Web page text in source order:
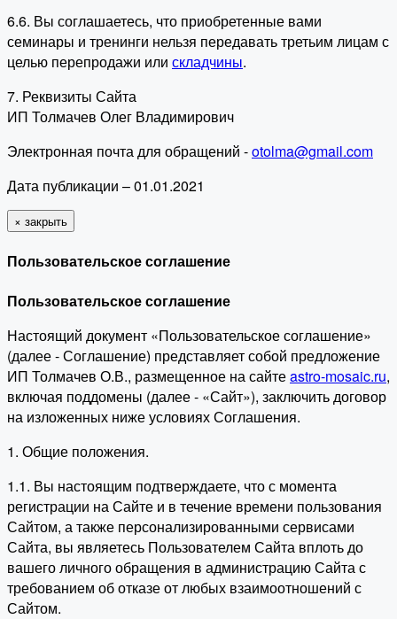
6.6. Вы соглашаетесь, что приобретенные вами
семинары и тренинги нельзя передавать третьим лицам с
целью перепродажи или складчины.
7. Реквизиты Сайта
ИП Толмачев Олег Владимирович
Электронная почта для обращений -otolma@gmail.com
Дата публикации – 01.01.2021
× закрыть
Пользовательское соглашение
Пользовательское соглашение
Настоящий документ «Пользовательское соглашение»
(далее - Соглашение) представляет собой предложение
ИП Толмачев О.В., размещенное на сайтеastro-mosaic.ru,
включая поддомены (далее - «Сайт»), заключить договор
на изложенных ниже условиях Соглашения.
1. Общие положения.
1.1. Вы настоящим подтверждаете, что с момента
регистрации на Сайте и в течение времени пользования
Сайтом, а также персонализированными сервисами
Сайта, вы являетесь Пользователем Сайта вплоть до
вашего личного обращения в администрацию Сайта с
требованием об отказе от любых взаимоотношений с
Сайтом.